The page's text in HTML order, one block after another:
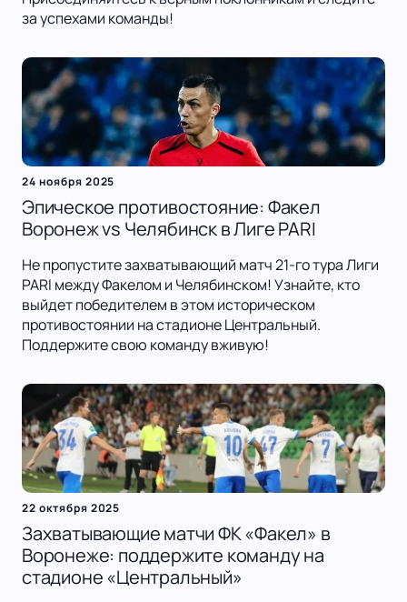
за успехами команды!
24 ноября 2025
Эпическое противостояние: Факел
Воронеж vs Челябинск в Лиге PARI
Не пропустите захватывающий матч 21-го тура Лиги
PARI между Факелом и Челябинском! Узнайте, кто
выйдет победителем в этом историческом
противостоянии на стадионе Центральный.
Поддержите свою команду вживую!
22 октября 2025
Захватывающие матчи ФК «Факел» в
Воронеже: поддержите команду на
стадионе «Центральный»